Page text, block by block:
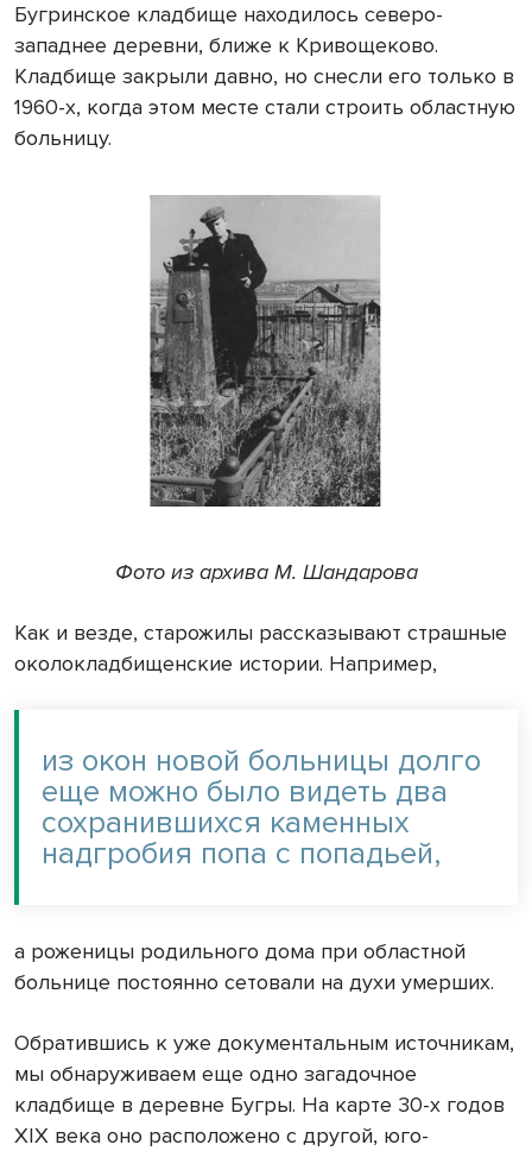
Бугринское кладбище находилось северо-
западнее деревни, ближе к Кривощеково.
Кладбище закрыли давно, но снесли его только в
1960-х, когда этом месте стали строить областную
больницу.
Фото из архива М. Шандарова
Как и везде, старожилы рассказывают страшные
околокладбищенские истории. Например,
из окон новой больницы долго
еще можно было видеть два
сохранившихся каменных
надгробия попа с попадьей,
а роженицы родильного дома при областной
больнице постоянно сетовали на духи умерших.
Обратившись к уже документальным источникам,
мы обнаруживаем еще одно загадочное
кладбище в деревне Бугры. На карте 30-х годов
XIX века оно расположено с другой, юго-